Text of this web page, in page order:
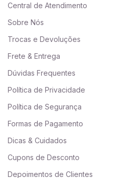
Central de Atendimento
Sobre Nós
Trocas e Devoluções
Frete & Entrega
Dúvidas Frequentes
Política de Privacidade
Política de Segurança
Formas de Pagamento
Dicas & Cuidados
Cupons de Desconto
Depoimentos de Clientes